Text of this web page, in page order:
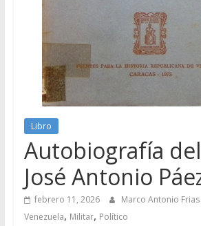
Libro
Autobiografía
José Antonio
febrero 11, 2026 Marco Antonio Frias
Venezuela, Militar, Político